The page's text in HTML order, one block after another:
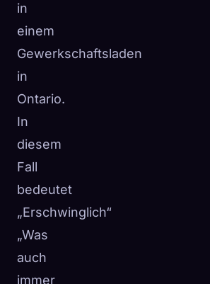
in
einem
Gewerkschaftsladen
in
Ontario.
In
diesem
Fall
bedeutet
„Erschwinglich“
„Was
auch
immer